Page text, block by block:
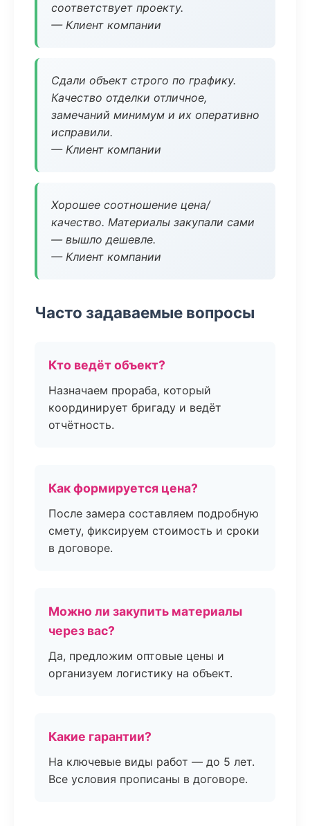
соответствует проекту.
— Клиент компании
Сдали объект строго по графику.
Качество отделки отличное,
замечаний минимум и их оперативно
исправили.
— Клиент компании
Хорошее соотношение цена/
качество. Материалы закупали сами
— вышло дешевле.
— Клиент компании
Часто задаваемые вопросы
Кто ведёт объект?
Назначаем прораба, который
координирует бригаду и ведёт
отчётность.
Как формируется цена?
После замера составляем подробную
смету, фиксируем стоимость и сроки
в договоре.
Можно ли закупить материалы
через вас?
Да, предложим оптовые цены и
организуем логистику на объект.
Какие гарантии?
На ключевые виды работ — до 5 лет.
Все условия прописаны в договоре.